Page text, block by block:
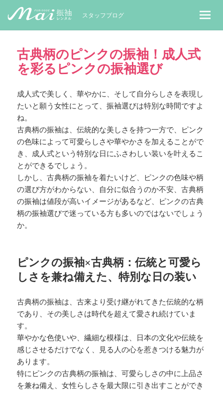
MaiレンタルBLOG｜Maiで成人式振袖
スタッフブログ
古典柄のピンクの振袖！成人式
を彩るピンクの振袖選び
成人式で美しく、華やかに、そして自分らしさを表現し
たいと願う女性にとって、振袖選びは特別な時間ですよ
ね。
古典柄の振袖は、伝統的な美しさを持つ一方で、ピンク
の色味によって可愛らしさや華やかさを加えることがで
き、成人式という特別な日にふさわしい装いを叶えるこ
とができるでしょう。
しかし、古典柄の振袖を着たいけど、ピンクの色味や柄
の選び方がわからない、自分に似合うのか不安、古典柄
の振袖は値段が高いイメージがあるなど、ピンクの古典
柄の振袖選びで迷っている方も多いのではないでしょう
か。
ピンクの振袖×古典柄：伝統と可愛ら
しさを兼ね備えた、特別な日の装い
古典柄の振袖は、古来より受け継がれてきた伝統的な柄
であり、その美しさは時代を超えて愛され続けていま
す。
華やかな色使いや、繊細な模様は、日本の文化や伝統を
感じさせるだけでなく、見る人の心を惹きつける魅力が
あります。
特にピンクの古典柄の振袖は、可愛らしさの中に上品さ
を兼ね備え、女性らしさを最大限に引き出すことができ